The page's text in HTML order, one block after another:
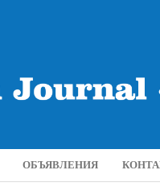
ОБЪЯВЛЕНИЯ